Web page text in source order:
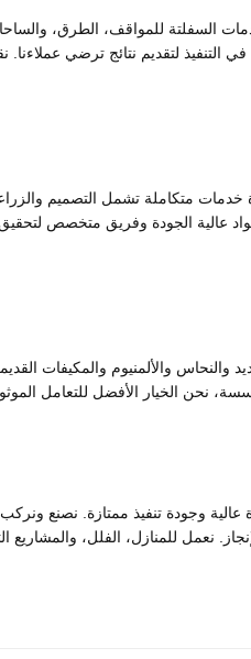
السفلتة للمواقف، الطرق،
في التنفيذ لتقديم نتائج ترضي
متكاملة تشمل التصميم
عالية الجودة وفريق متخصص
والنحاس والألمنيوم والمكيفات
وجودة تنفيذ ممتازة. نصنع ونركب
نعمل للمنازل، الفلل،